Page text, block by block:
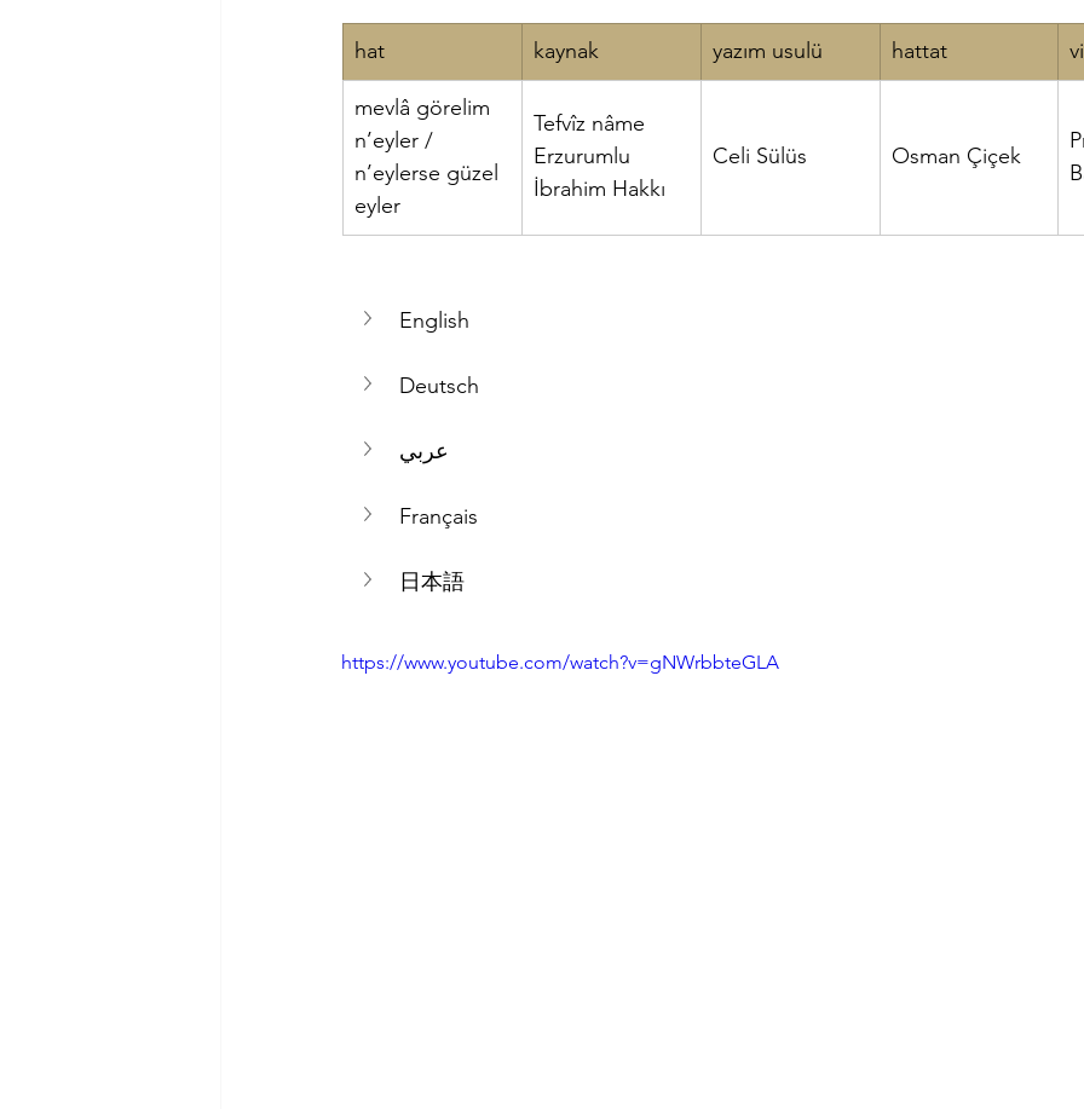
Prof. Dr. Paul Bloom Küfi Alvarlı Efe
hat kaynak yazım usulü hattat
mevlâ görelim
n’eyler /
n’eylerse güzel
eyler
Tefvîz nâme
Erzurumlu
İbrahim Hakkı
Celi Sülüs Osman Çiçek
English
Deutsch
عربي
Français
日本語
https://www.youtube.com/watch?v=gNWrbbteGLA